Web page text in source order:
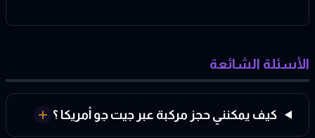
الأسئلة الشائعة
كيف يمكنني حجز مركبة عبر جيت جو أمريكا ؟